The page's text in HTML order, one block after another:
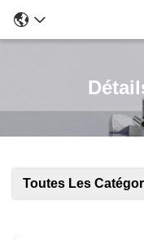
Toutes Les